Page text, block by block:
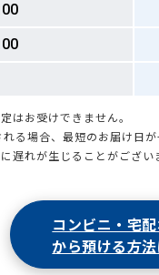
はお受けできません。
る場合、最短のお届け日が
れが生じることがござい
コンビニ・宅
から預ける方